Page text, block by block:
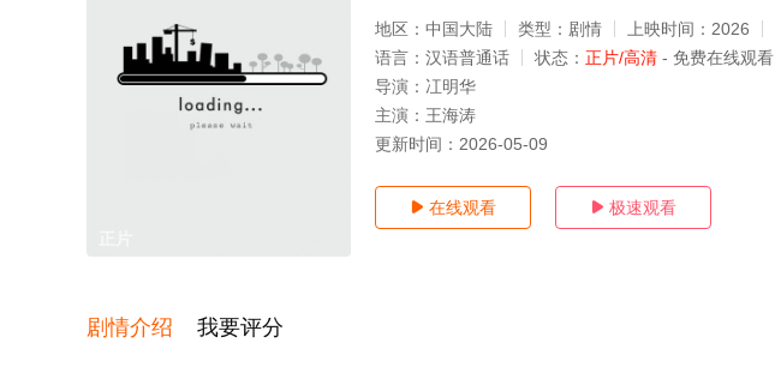
地区： 中国大陆 类型： 剧情 上映时间： 2026
语言： 汉语普通话 状态： 正片/高清 - 免费在线观看
导演： 冮明华
主演： 王海涛
更新时间： 2026-05-09
 在线观看  极速观看
剧情介绍 我要评分